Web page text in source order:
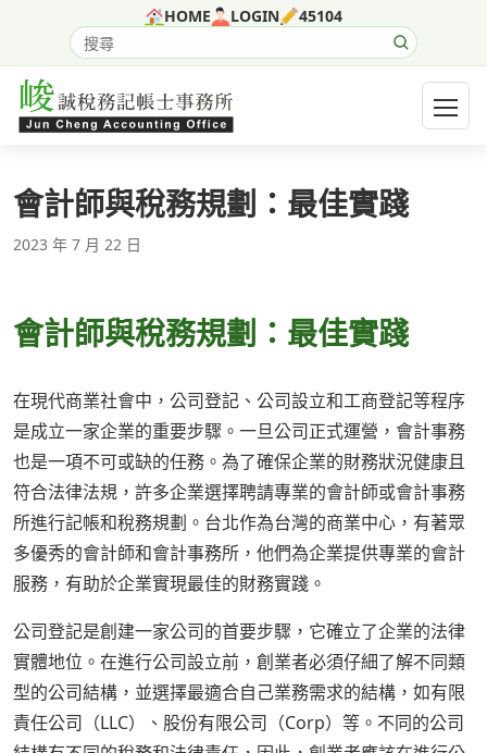
HOME LOGIN 45104
搜尋網站內容
開啟
會計師與稅務規劃：最佳實踐
2023 年 7 月 22 日
會計師與稅務規劃：最佳實踐
在現代商業社會中，公司登記、公司設立和工商登記等程序
是成立一家企業的重要步驟。一旦公司正式運營，會計事務
也是一項不可或缺的任務。為了確保企業的財務狀況健康且
符合法律法規，許多企業選擇聘請專業的會計師或會計事務
所進行記帳和稅務規劃。台北作為台灣的商業中心，有著眾
多優秀的會計師和會計事務所，他們為企業提供專業的會計
服務，有助於企業實現最佳的財務實踐。
公司登記是創建一家公司的首要步驟，它確立了企業的法律
實體地位。在進行公司設立前，創業者必須仔細了解不同類
型的公司結構，並選擇最適合自己業務需求的結構，如有限
責任公司（LLC）、股份有限公司（Corp）等。不同的公司